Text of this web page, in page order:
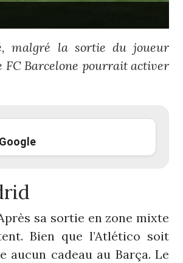
malgré la sortie du joueur
FC Barcelone pourrait activer
sa sortie en zone mixte
Bien que l’Atlético soit
cadeau au Barça. Le